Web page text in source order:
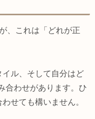
、これは「どれが正
ル、そして自分はど
合わせがあります。ひ
せても構いません。